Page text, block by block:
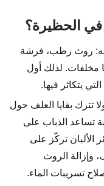
الحظيرة؟
روث رطب، فرشة
مخلفات. لذلك أول
يتكاثر فيها.
تترك بقايا العلف حول
تساعد الذباب على
الألبان تركّز على
وإزالة الروث
تسريبات الماء.